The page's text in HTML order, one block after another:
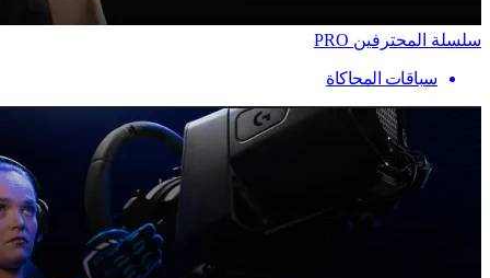
سلسلة المحترفين PRO
سباقات المحاكاة